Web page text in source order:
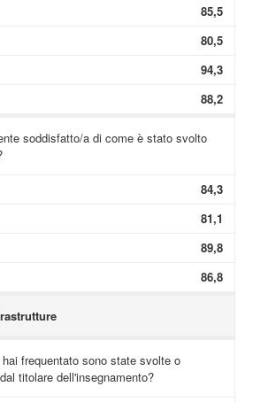
85,5
80,5
94,3
88,2
soddisfatto/a di come è stato svolto
84,3
81,1
89,8
86,8
frequentato sono state svolte o
titolare dell'insegnamento?